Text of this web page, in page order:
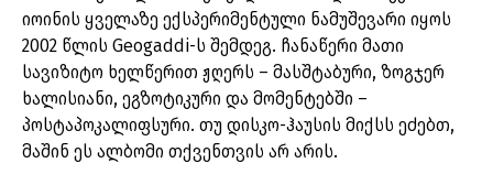
იოინის ყველაზე ექსპერიმენტული ნამუშევარი იყოს
2002 წლის Geogaddi-ს შემდეგ. ჩანაწერი მათი
სავიზიტო ხელწერით ჟღერს – მასშტაბური, ზოგჯერ
ხალისიანი, ეგზოტიკური და მომენტებში –
პოსტაპოკალიფსური. თუ დისკო-ჰაუსის მიქსს ეძებთ,
მაშინ ეს ალბომი თქვენთვის არ არის.